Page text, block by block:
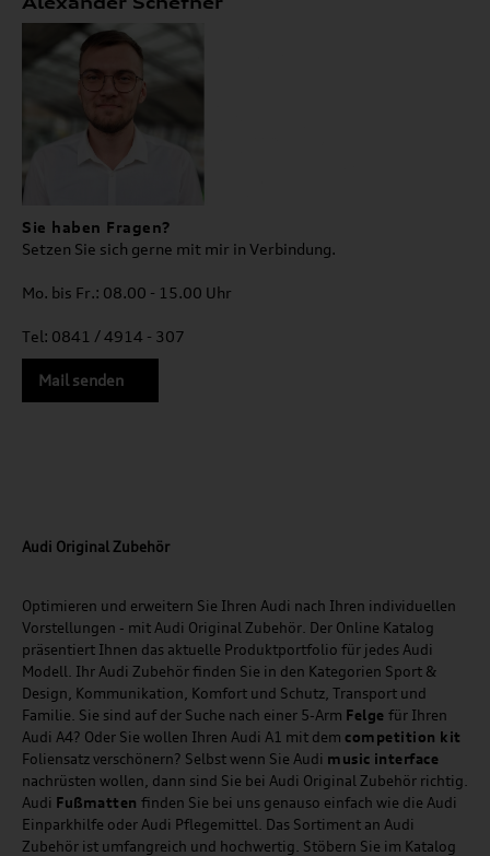
Sie haben Fragen?
Setzen Sie sich gerne mit mir in Verbindung.
Mo. bis Fr.: 08.00 - 15.00 Uhr
Tel: 0841 / 4914 - 307
Mail senden
Audi Original Zubehör
Optimieren und erweitern Sie Ihren Audi nach Ihren individuellen
Vorstellungen - mit Audi Original Zubehör. Der Online Katalog
präsentiert Ihnen das aktuelle Produktportfolio für jedes Audi
Modell. Ihr Audi Zubehör finden Sie in den Kategorien Sport &
Design, Kommunikation, Komfort und Schutz, Transport und
Familie. Sie sind auf der Suche nach einer 5-Arm Felge für Ihren
Audi A4? Oder Sie wollen Ihren Audi A1 mit dem competition kit
Foliensatz verschönern? Selbst wenn Sie Audi music interface
nachrüsten wollen, dann sind Sie bei Audi Original Zubehör richtig.
Audi Fußmatten finden Sie bei uns genauso einfach wie die Audi
Einparkhilfe oder Audi Pflegemittel. Das Sortiment an Audi
Zubehör ist umfangreich und hochwertig. Stöbern Sie im Katalog